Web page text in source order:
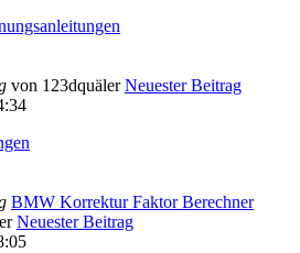
von 123dquäler Neuester Beitrag
BMW Korrektur Faktor Berechner
Neuester Beitrag